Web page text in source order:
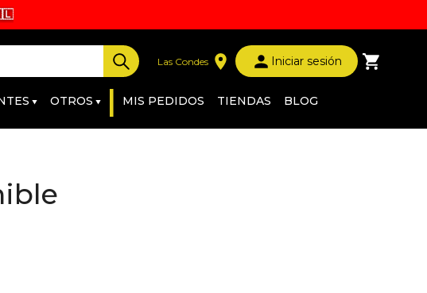
Las Condes Iniciar sesión
OTROS | MIS PEDIDOS TIENDAS BLOG